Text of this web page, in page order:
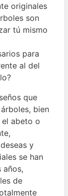
originales
son
tú mismo
para
al del
que
bien
el abeto o
y
se han
años,
de